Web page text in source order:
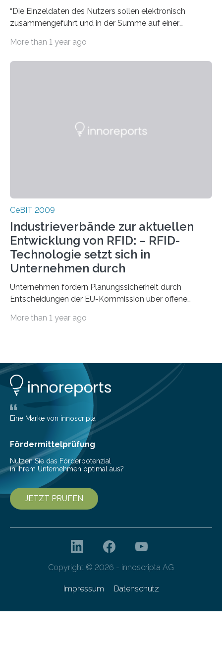
“Die Einzeldaten des Nutzers sollen elektronisch
zusammengeführt und in der Summe auf einer
Gesamtverbrauch des…
More than 1 year ago
CeBIT 2009
Industrieverbände zur aktuellen
Entwicklung von RFID: – RFID-
Technologie setzt sich in
Unternehmen durch
Unternehmen fordern Planungssicherheit durch
Entscheidungen der EU-Kommission über offene
Unternehmen…
More than 1 year ago
Eine Marke von innoscripta
Fördermittelprüfung
Nutzen Sie das Förderpotenzial
in Ihrem Unternehmen optimal aus?
JETZT PRÜFEN
Copyright © 2026 - innoscripta AG
Impressum Datenschutz